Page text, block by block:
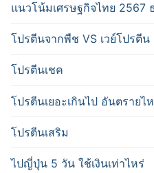
แนวโน้มเศรษฐกิจไทย 2567
โปรตีนจากพืช VS เวย์โปรตีน
โปรตีนเชค
โปรตีนเยอะเกินไป อันตรายไ
โปรตีนเสริม
ไปญี่ปุ่น 5 วัน ใช้เงินเท่าไหร่